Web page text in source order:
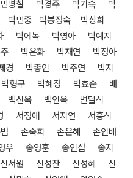
병철 박경주 박기숙 박
박민중 박봉정숙 박상희
박에녹 박영아 박예지
박은화 박재연 박정아
경 박종인 박주연 박지
형구 박혜정 박효순 배
신옥 백인옥 변달석
서정애 서지연 서흥석
범 손숙희 손은혜 손인배
우 송영훈 송인섭 송지
서원 신성찬 신성혜 신